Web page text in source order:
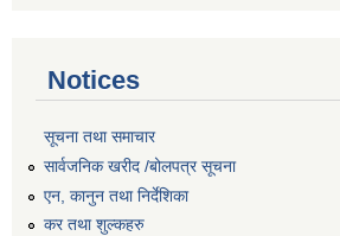
Notices
सूचना तथा समाचार
सार्वजनिक खरीद /बोलपत्र सूचना
एन, कानुन तथा निर्देशिका
कर तथा शुल्कहरु